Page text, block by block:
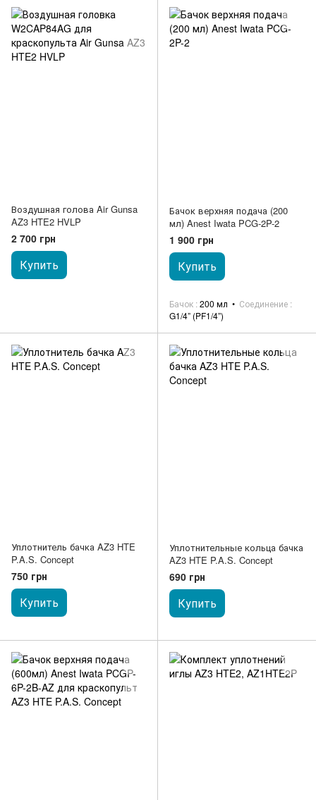
Воздушная голова Air Gunsa
AZ3 HTE2 HVLP
2 700 грн
Купить
Бачок верхняя подача (200
мл) Anest Iwata PCG-2P-2
1 900 грн
Купить
Бачок 200 мл
Соединение
G1/4” (PF1/4”)
Уплотнитель бачка AZ3 HTE
P.A.S. Concept
750 грн
Купить
Уплотнительные кольца бачка
AZ3 HTE P.A.S. Concept
690 грн
Купить